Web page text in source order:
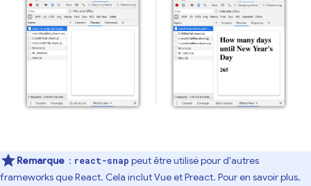
Remarque : react-snap peut être utilisé pour d'autres
frameworks que React. Cela inclut Vue et Preact. Pour en savoir plus,